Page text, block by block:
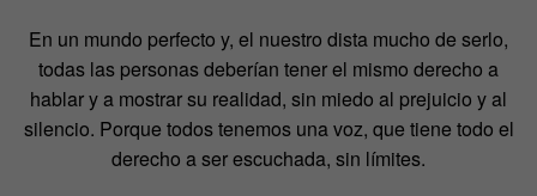
En un mundo perfecto y, el nuestro dista mucho de serlo,
todas las personas deberían tener el mismo derecho a
hablar y a mostrar su realidad, sin miedo al prejuicio y al
silencio. Porque todos tenemos una voz, que tiene todo el
derecho a ser escuchada, sin límites.